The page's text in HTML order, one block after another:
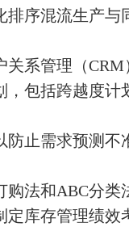
排序混流生产
关系管理（
，包括跨越度计
防止需求预测
购法和ABC分类
定库存管理绩效